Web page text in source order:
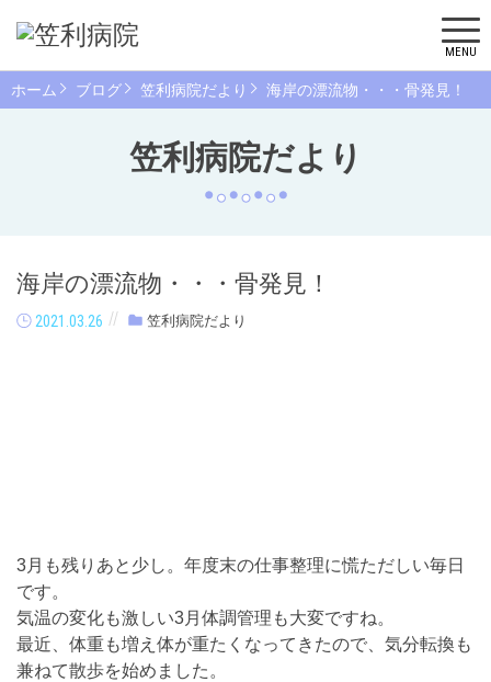
MENU
笠利病院だより
ホーム ブログ 笠利病院だより 海岸の漂流物・・・骨発見！
海岸の漂流物・・・骨発見！
2021.03.26 笠利病院だより
3月も残りあと少し。年度末の仕事整理に慌ただしい毎日
です。
気温の変化も激しい3月体調管理も大変ですね。
最近、体重も増え体が重たくなってきたので、気分転換も
兼ねて散歩を始めました。